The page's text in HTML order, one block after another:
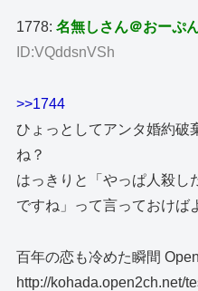
1778:名無しさん＠おーぷ
ID:VQddsnVSh
>>1744
ひょっとしてアンタ婚約破
ね？
はっきりと「やっぱ人殺し
ですね」って言っておけば
百年の恋も冷めた瞬間 Open
http://kohada.open2ch.net/